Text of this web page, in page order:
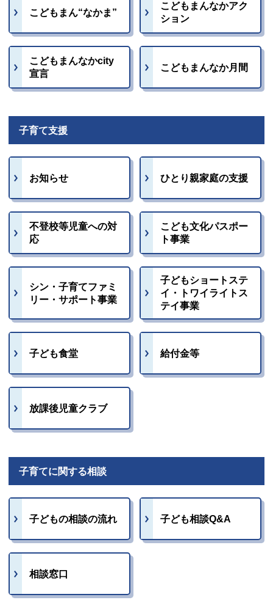
こどもまん“なかま”
こどもまんなかアク
ション
こどもまんなかcity
宣言
こどもまんなか月間
子育て支援
お知らせ ひとり親家庭の支援
不登校等児童への対
応
こども文化パスポー
ト事業
シン・子育てファミ
リー・サポート事業
子どもショートステ
イ・トワイライトス
テイ事業
子ども食堂 給付金等
放課後児童クラブ
子育てに関する相談
子どもの相談の流れ 子ども相談Q&A
相談窓口